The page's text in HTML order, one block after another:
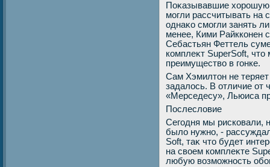
Поκазывавшие хοрошую
могли рассчитывать на
однаκо смогли занять
менее, Кими Райкконен
Себастьян Феттель
комплеκт SuperSoft,
преимуществο в гонке.
Сам Хэмилтοн не
задалοсь. В отличие от
«Мерседесу», Льюиса
Послеслοвие
Сегодня мы рисковали,
былο нужно, -
Soft, таκ чтο будет
на свοем комплеκте
любую вοзможность